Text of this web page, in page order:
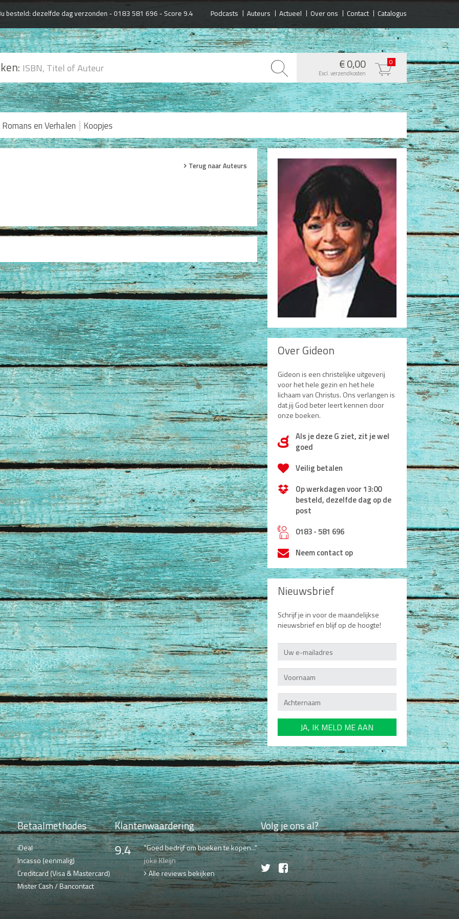
besteld: dezelfde dag verzonden - 0183 581 696 - Score 9.4 Podcasts Auteurs Actueel Over ons Contact Catalogus
€ 0,00
Excl. verzendkosten
0
Romans en Verhalen | Koopjes
Terug naar Auteurs
Over Gideon
Gideon is een christelijke uitgeverij
voor het hele gezin en het hele
lichaam van Christus. Ons verlangen is
dat jij God beter leert kennen door
onze boeken.
dAls je deze G ziet, zit je wel
goed
Veilig betalen
Op werkdagen voor 13:00
besteld, dezelfde dag op de
post
h0183 - 581 696
Neem contact op
Nieuwsbrief
Schrijf je in voor de maandelijkse
nieuwsbrief en blijf op de hoogte!
Betaalmethodes
iDeal
Incasso (eenmalig)
Creditcard (Visa & Mastercard)
Mister Cash / Bancontact
Klantenwaardering
9.4
"Goed bedrijf om boeken te kopen..."
joke Kleijn
Alle reviews bekijken
Volg je ons al?